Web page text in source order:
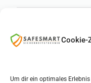
Cookie-
Um dir ein optimales
Sie erhalten
Empfehlung